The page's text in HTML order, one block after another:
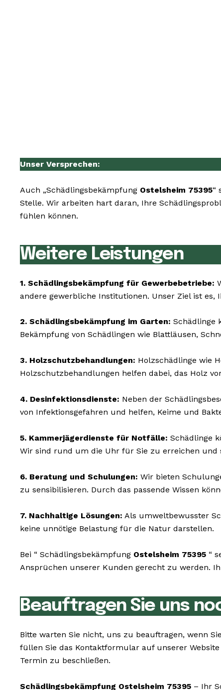
Unser Versprechen:
Auch „Schädlingsbekämpfung Ostelsheim 75395“
Stelle. Wir arbeiten hart daran, Ihre
fühlen können.
Weitere Leistungen
1. Schädlingsbekämpfung für Gewerbebetriebe:
andere gewerbliche Institutionen. Unser Ziel ist
2. Schädlingsbekämpfung im Garten: Schädlinge
Bekämpfung von Schädlingen wie Blattläusen,
3. Holzschutzbehandlungen: Holzschädlinge wie
Holzschutzbehandlungen helfen dabei, das Holz
4. Desinfektionsdienste: Neben der
von Infektionsgefahren und helfen, Keime und
5. Kammerjägerdienste für Notfälle: Schädlinge
Wir sind rund um die Uhr für Sie zu erreichen
6. Beratung und Schulungen: Wir bieten
zu sensibilisieren. Durch das passende Wissen
7. Nachhaltige Lösungen: Als umweltbewusster
keine unnötige Belastung für die Natur darstellen.
Bei “ Schädlingsbekämpfung Ostelsheim 75395 “
Ansprüchen unserer Kunden gerecht zu werden.
Beauftragen Sie uns
Bitte warten Sie nicht, uns zu beauftragen, wenn
füllen Sie das Kontaktformular auf unserer
Termin zu beschließen.
Schädlingsbekämpfung Ostelsheim 75395 – Ihr